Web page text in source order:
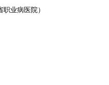
业病医院）